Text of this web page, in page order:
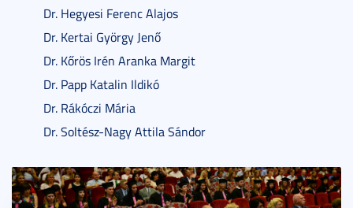
Dr. Hegyesi Ferenc Alajos
Dr. Kertai György Jenő
Dr. Kőrös Irén Aranka Margit
Dr. Papp Katalin Ildikó
Dr. Rákóczi Mária
Dr. Soltész-Nagy Attila Sándor